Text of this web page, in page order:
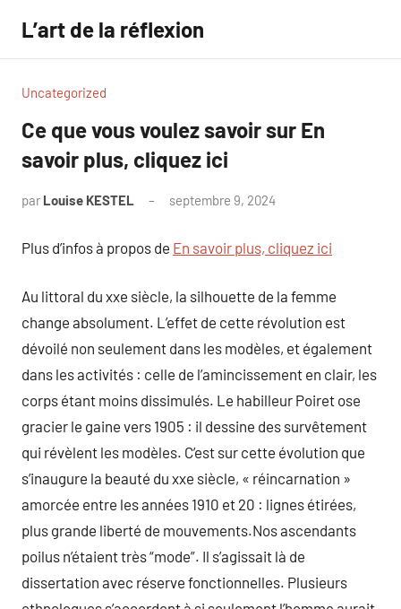
contenu
L’art de la réflexion
Uncategorized
Ce que vous voulez savoir sur En
savoir plus, cliquez ici
par Louise KESTEL septembre 9, 2024
Plus d’infos à propos de En savoir plus, cliquez ici
Au littoral du xxe siècle, la silhouette de la femme
change absolument. L’effet de cette révolution est
dévoilé non seulement dans les modèles, et également
dans les activités : celle de l’amincissement en clair, les
corps étant moins dissimulés. Le habilleur Poiret ose
gracier le gaine vers 1905 : il dessine des survêtement
qui révèlent les modèles. C’est sur cette évolution que
s’inaugure la beauté du xxe siècle, « réincarnation »
amorcée entre les années 1910 et 20 : lignes étirées,
plus grande liberté de mouvements.Nos ascendants
poilus n’étaient très “mode”. Il s’agissait là de
dissertation avec réserve fonctionnelles. Plusieurs